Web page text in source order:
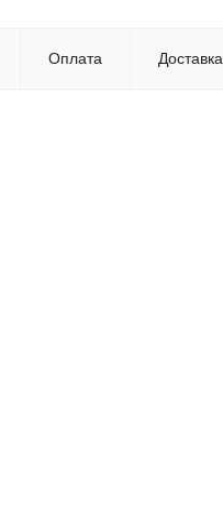
Оплата Доставка